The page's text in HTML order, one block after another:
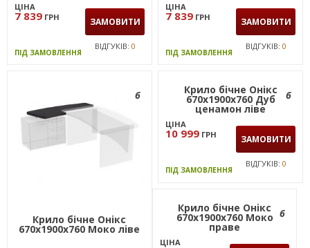
ЦІНА
7 839 ГРН ЗАМОВИТИ
ПІД ЗАМОВЛЕННЯ
ВІДГУКІВ: 0
ЦІНА
7 839 ГРН ЗАМОВИТИ
ПІД ЗАМОВЛЕННЯ
ВІДГУКІВ: 0
6
Крило бічне Онiкс
670х1900х760 Моко лiве
6
Крило бічне Онікс
670х1900х760 Дуб